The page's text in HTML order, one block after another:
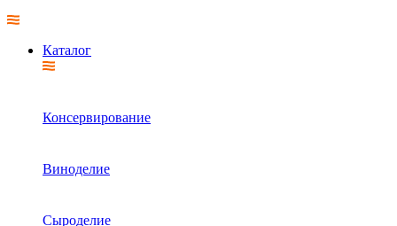
Каталог
Консервирование
Виноделие
Сыроделие